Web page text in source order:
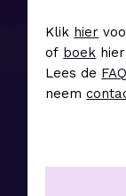
Klik hier
of boek
Lees de FAQ
neem